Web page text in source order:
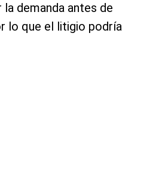
demanda antes de
lo que el litigio podría